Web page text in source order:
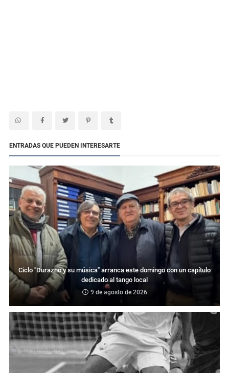
ENTRADAS QUE PUEDEN INTERESARTE
Ciclo "Durazno y su música" arranca este domingo con un capítulo
dedicado al tango local
9 de agosto de 2026